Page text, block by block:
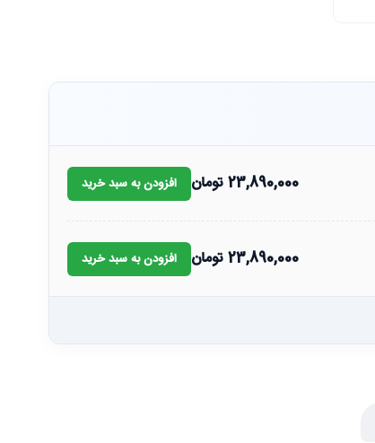
23,890,000تومان افزودن به سبد خرید
23,890,000تومان افزودن به سبد خرید